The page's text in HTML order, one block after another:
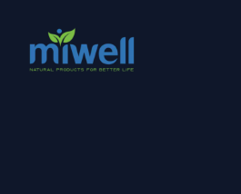
contenu